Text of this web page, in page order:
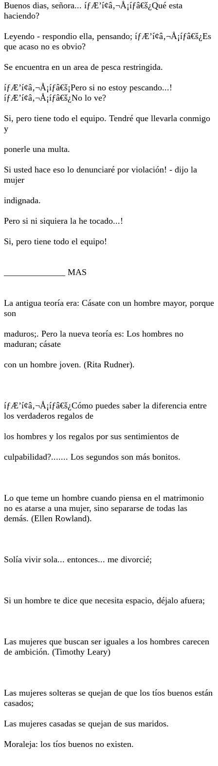
Buenos dias, señora... íƒÆ’í¢â‚¬Å¡íƒâ€š¿Qué esta
haciendo?
Leyendo - respondio ella, pensando; íƒÆ’í¢â‚¬Å¡íƒâ€š¿Es
que acaso no es obvio?
Se encuentra en un area de pesca restringida.
íƒÆ’í¢â‚¬Å¡íƒâ€š¡Pero si no estoy pescando...!
íƒÆ’í¢â‚¬Å¡íƒâ€š¿No lo ve?
Si, pero tiene todo el equipo. Tendré que llevarla conmigo
y
ponerle una multa.
Si usted hace eso lo denunciaré por violación! - dijo la
mujer
indignada.
Pero si ni siquiera la he tocado...!
Si, pero tiene todo el equipo!
______________ MAS
La antigua teoría era: Cásate con un hombre mayor, porque
son
maduros;. Pero la nueva teoría es: Los hombres no
maduran; cásate
con un hombre joven. (Rita Rudner).
íƒÆ’í¢â‚¬Å¡íƒâ€š¿Cómo puedes saber la diferencia entre
los verdaderos regalos de
los hombres y los regalos por sus sentimientos de
culpabilidad?....... Los segundos son más bonitos.
Lo que teme un hombre cuando piensa en el matrimonio
no es atarse a una mujer, sino separarse de todas las
demás. (Ellen Rowland).
Solía vivir sola... entonces... me divorcié;
Si un hombre te dice que necesita espacio, déjalo afuera;
Las mujeres que buscan ser iguales a los hombres carecen
de ambición. (Timothy Leary)
Las mujeres solteras se quejan de que los tíos buenos están
casados;
Las mujeres casadas se quejan de sus maridos.
Moraleja: los tíos buenos no existen.